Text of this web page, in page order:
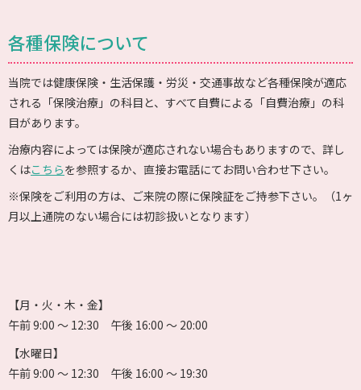
各種保険について
当院では健康保険・生活保護・労災・交通事故など各種保険が適応
される「保険治療」の科目と、すべて自費による「自費治療」の科
目があります。
治療内容によっては保険が適応されない場合もありますので、詳し
くはこちらを参照するか、直接お電話にてお問い合わせ下さい。
※保険をご利用の方は、ご来院の際に保険証をご持参下さい。（1ヶ
月以上通院のない場合には初診扱いとなります）
【月・火・木・金】
午前 9:00 〜 12:30 午後 16:00 〜 20:00
【水曜日】
午前 9:00 〜 12:30 午後 16:00 〜 19:30